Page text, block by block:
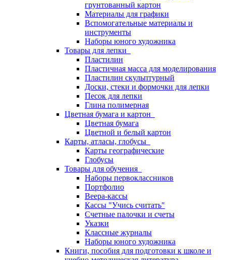
грунтованный картон
Материалы для графики
Вспомогательные материалы и
инструменты
Наборы юного художника
Товары для лепки
Пластилин
Пластичная масса для моделирования
Пластилин скульптурный
Доски, стеки и формочки для лепки
Песок для лепки
Глина полимерная
Цветная бумага и картон
Цветная бумага
Цветной и белый картон
Карты, атласы, глобусы
Карты географические
Глобусы
Товары для обучения
Наборы первоклассников
Портфолио
Веера-кассы
Кассы "Учись считать"
Счетные палочки и счеты
Указки
Классные журналы
Наборы юного художника
Книги, пособия для подготовки к школе и